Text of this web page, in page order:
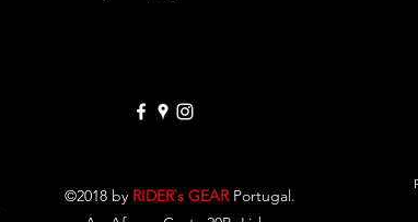
©2018 by RIDER`s GEAR Portugal.